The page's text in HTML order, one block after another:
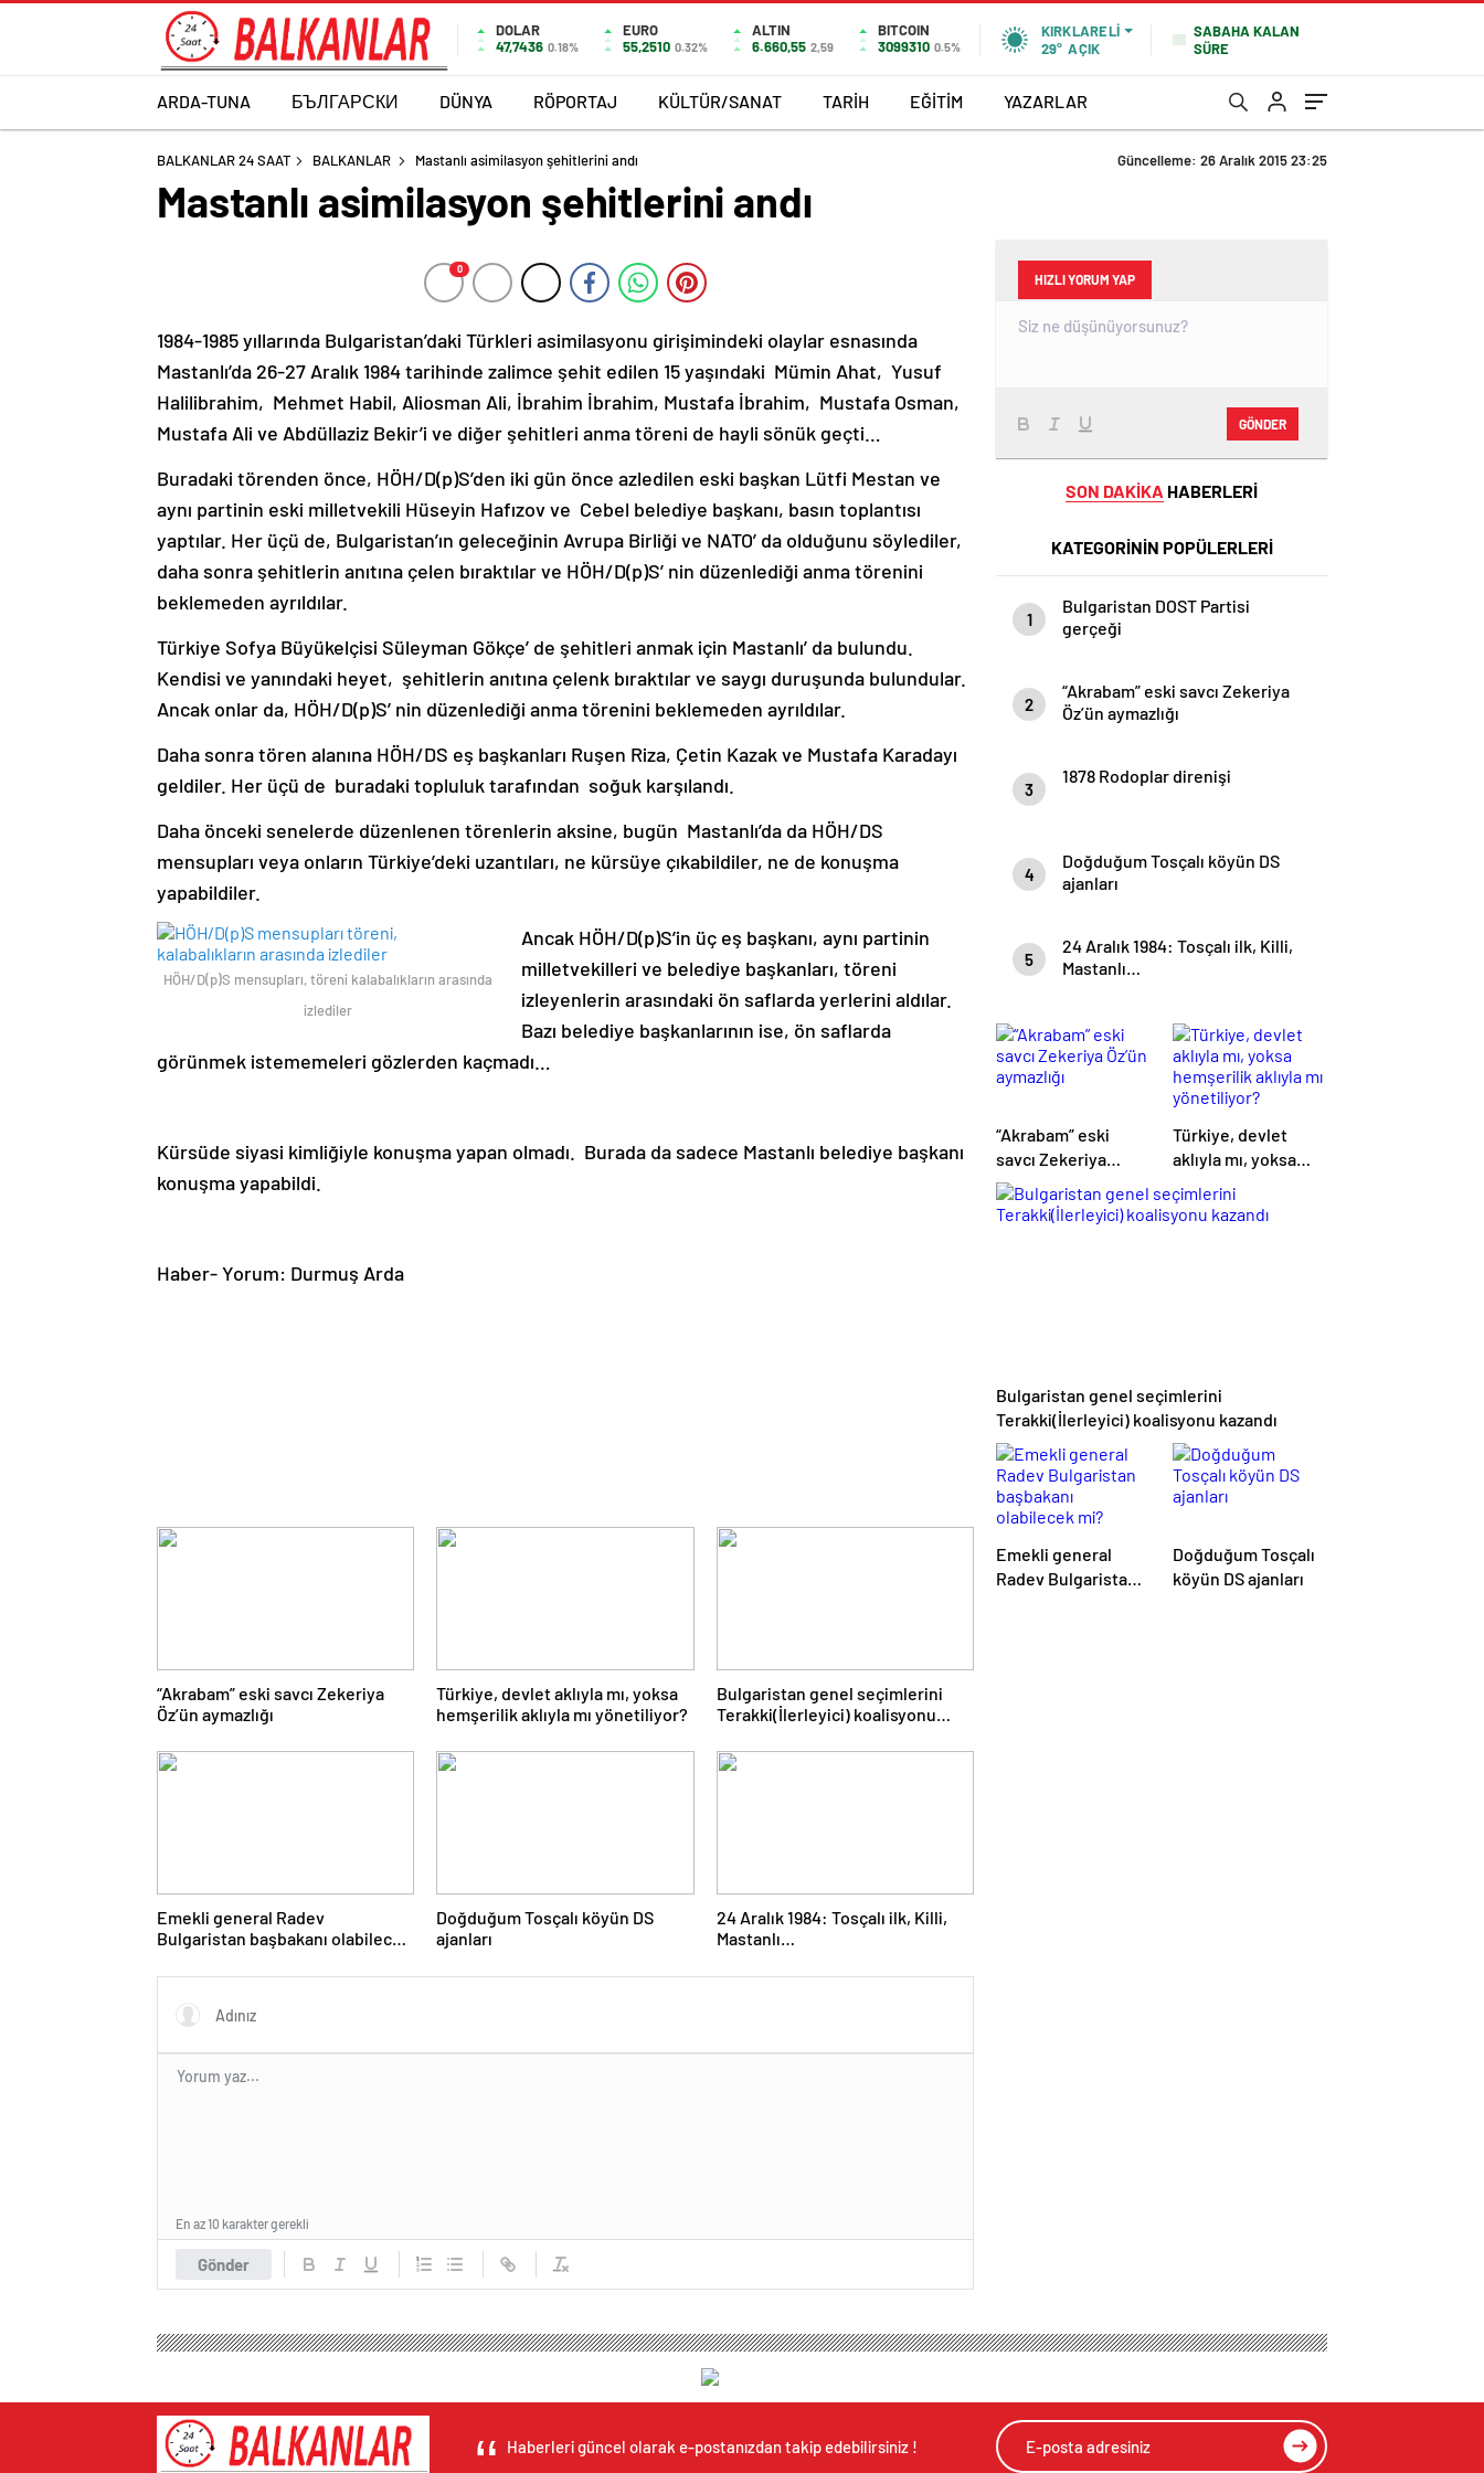
DOLAR
47,7436 0.18%
EURO
55,2510 0.32%
ALTIN
6.660,55 2,59
BITCOIN
3099310 0.5%
KIRKLARELI
29° AÇIK
SABAHA KALAN
SÜRE
ARDA-TUNA БЪЛГАРСКИ DÜNYA RÖPORTAJ KÜLTÜR/SANAT TARİH EĞİTİM YAZARLAR
BALKANLAR 24 SAAT BALKANLAR Mastanlı asimilasyon şehitlerini andı Güncelleme: 26 Aralık 2015 23:25
Mastanlı asimilasyon şehitlerini andı
0
1984-1985 yıllarında Bulgaristan’daki Türkleri asimilasyonu girişimindeki olaylar esnasında
Mastanlı’da 26-27 Aralık 1984 tarihinde zalimce şehit edilen 15 yaşındaki Mümin Ahat, Yusuf
Halilibrahim, Mehmet Habil, Aliosman Ali, İbrahim İbrahim, Mustafa İbrahim, Mustafa Osman,
Mustafa Ali ve Abdüllaziz Bekir’i ve diğer şehitleri anma töreni de hayli sönük geçti…
Buradaki törenden önce, HÖH/D(p)S’den iki gün önce azledilen eski başkan Lütfi Mestan ve
aynı partinin eski milletvekili Hüseyin Hafızov ve Cebel belediye başkanı, basın toplantısı
yaptılar. Her üçü de, Bulgaristan’ın geleceğinin Avrupa Birliği ve NATO’ da olduğunu söylediler,
daha sonra şehitlerin anıtına çelen bıraktılar ve HÖH/D(p)S’ nin düzenlediği anma törenini
beklemeden ayrıldılar.
Türkiye Sofya Büyükelçisi Süleyman Gökçe’ de şehitleri anmak için Mastanlı’ da bulundu.
Kendisi ve yanındaki heyet, şehitlerin anıtına çelenk bıraktılar ve saygı duruşunda bulundular.
Ancak onlar da, HÖH/D(p)S’ nin düzenlediği anma törenini beklemeden ayrıldılar.
Daha sonra tören alanına HÖH/DS eş başkanları Ruşen Riza, Çetin Kazak ve Mustafa Karadayı
geldiler. Her üçü de buradaki topluluk tarafından soğuk karşılandı.
Daha önceki senelerde düzenlenen törenlerin aksine, bugün Mastanlı’da da HÖH/DS
mensupları veya onların Türkiye’deki uzantıları, ne kürsüye çıkabildiler, ne de konuşma
yapabildiler.
HÖH/D(p)S mensupları, töreni kalabalıkların arasında
izlediler
Ancak HÖH/D(p)S’in üç eş başkanı, aynı partinin
milletvekilleri ve belediye başkanları, töreni
izleyenlerin arasındaki ön saflarda yerlerini aldılar.
Bazı belediye başkanlarının ise, ön saflarda
görünmek istememeleri gözlerden kaçmadı…
Kürsüde siyasi kimliğiyle konuşma yapan olmadı. Burada da sadece Mastanlı belediye başkanı
konuşma yapabildi.
Haber- Yorum: Durmuş Arda
“Akrabam” eski savcı Zekeriya
Öz’ün aymazlığı
Türkiye, devlet aklıyla mı, yoksa
hemşerilik aklıyla mı yönetiliyor?
Bulgaristan genel seçimlerini
Terakki(İlerleyici) koalisyonu
Emekli general Radev
Bulgaristan başbakanı olabilecek
Doğduğum Tosçalı köyün DS
ajanları
24 Aralık 1984: Tosçalı ilk, Killi,
Mastanlı…
Gönder
En az 10 karakter gerekli
HIZLI YORUM YAP
GÖNDER
SON DAKİKA HABERLERİ
KATEGORİNİN POPÜLERLERİ
1
Bulgaristan DOST Partisi
gerçeği
2
“Akrabam” eski savcı Zekeriya
Öz’ün aymazlığı
3
1878 Rodoplar direnişi
4
Doğduğum Tosçalı köyün DS
ajanları
5
24 Aralık 1984: Tosçalı ilk, Killi,
Mastanlı…
“Akrabam” eski
savcı Zekeriya
Öz’ün aymazlığı
Türkiye, devlet
aklıyla mı, yoksa
hemşerilik aklıyla
mı yönetiliyor?
Bulgaristan genel seçimlerini
Terakki(İlerleyici) koalisyonu kazandı
Emekli general
Radev Bulgaristan
Doğduğum Tosçalı
köyün DS ajanları
Haberleri güncel olarak e-postanızdan takip edebilirsiniz !